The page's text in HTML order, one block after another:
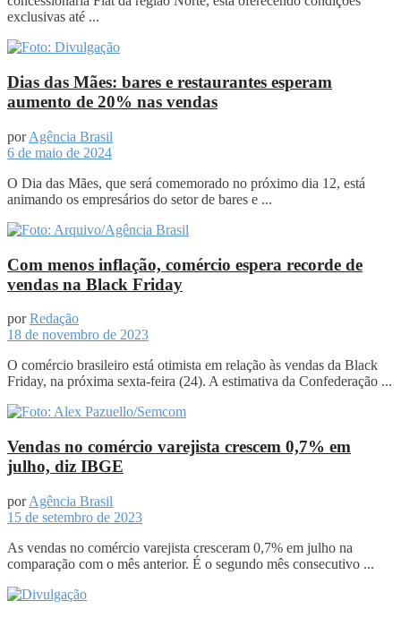
exclusivas até ...
Dias das Mães: bares e restaurantes esperam
aumento de 20% nas vendas
por Agência Brasil
6 de maio de 2024
O Dia das Mães, que será comemorado no próximo dia 12, está
animando os empresários do setor de bares e ...
Com menos inflação, comércio espera recorde de
vendas na Black Friday
por Redação
18 de novembro de 2023
O comércio brasileiro está otimista em relação às vendas da Black
Friday, na próxima sexta-feira (24). A estimativa da Confederação ...
Vendas no comércio varejista crescem 0,7% em
julho, diz IBGE
por Agência Brasil
15 de setembro de 2023
As vendas no comércio varejista cresceram 0,7% em julho na
comparação com o mês anterior. É o segundo mês consecutivo ...